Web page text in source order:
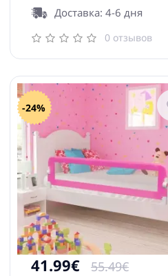
Доставка: 4-6 дня
0 отзывов
-24%
41.99€
55.49€